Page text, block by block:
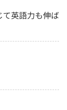
て英語力も伸ば